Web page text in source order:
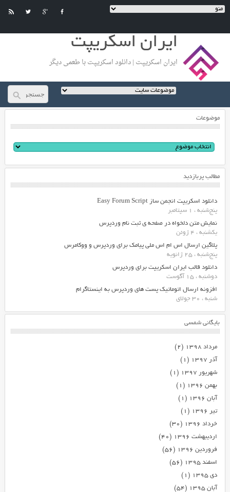
ایران اسکریپت
ایران اسکریپت | دانلود اسکریپت با طعمی دیگر
موضوعات
مطالب پربازدید
دانلود اسکریپت انجمن ساز Easy Forum Script
پنج‌شنبه ، 1 سپتامبر
نمایش متن دلخواه در صفحه ی ثبت نام وردپرس
یکشنبه ، 4 ژوئن
پلاگین ارسال اس ام اس ملی پیامک برای وردپرس و ووکامرس
پنج‌شنبه ، 25 ژانویه
دانلود قالب ایران اسکریپت برای وردپرس
دوشنبه ، 15 آگوست
افزونه ارسال اتوماتیک پست های وردپرس به اینستاگرام
شنبه ، 30 جولای
بایگانی شمسی
مرداد ۱۳۹۸
(۲)
آذر ۱۳۹۷
(۱)
شهریور ۱۳۹۷
(۱)
بهمن ۱۳۹۶
(۱)
آبان ۱۳۹۶
(۱)
تیر ۱۳۹۶
(۱)
خرداد ۱۳۹۶
(۳۰)
اردیبهشت ۱۳۹۶
(۴۰)
فروردین ۱۳۹۶
(۵۶)
اسفند ۱۳۹۵
(۵۶)
دی ۱۳۹۵
(۱)
آبان ۱۳۹۵
(۵۴)